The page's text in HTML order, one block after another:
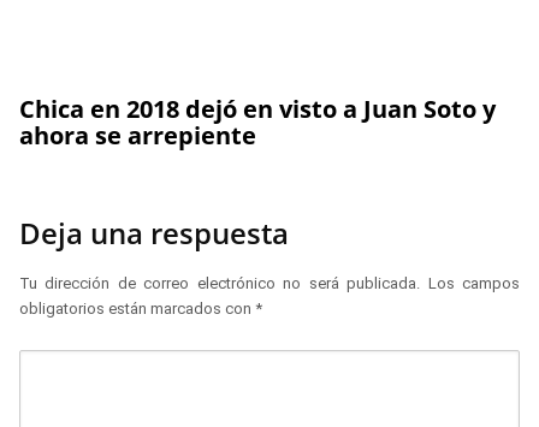
Chica en 2018 dejó en visto a Juan Soto y
ahora se arrepiente
Deja una respuesta
Tu dirección de correo electrónico no será publicada. Los campos
obligatorios están marcados con *